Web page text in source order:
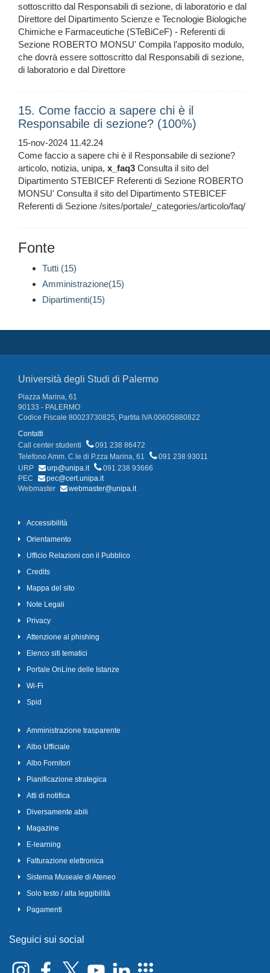
sottoscritto dal Responsabili di sezione, di laboratorio e dal
Direttore del Dipartimento Scienze e Tecnologie Biologiche
Chimiche e Farmaceutiche (STeBiCeF) - Referenti di
Sezione ROBERTO MONSU' Compila l’apposito modulo,
che dovrà essere sottoscritto dal Responsabili di sezione,
di laboratorio e dal Direttore
15. Come faccio a sapere chi è il
Responsabile di sezione? (100%)
15-nov-2024 11.42.24
Come faccio a sapere chi è il Responsabile di sezione?
articolo, notizia, unipa, x_faq3 Consulta il sito del
Dipartimento STEBICEF Referenti di Sezione ROBERTO
MONSU' Consulta il sito del Dipartimento STEBICEF
Referenti di Sezione /sites/portale/_categories/articolo/faq/
Fonte
Tutti (15)
Amministrazione(15)
Dipartimenti(15)
Università degli Studi di Palermo
Piazza Marina, 61
90133 - PALERMO
Codice Fiscale 80023730825, Partita IVA 00605880822
Contatti
Call center studenti
091 238 86472
Telefono Amm. C.le di P.zza Marina, 61
091 238 93011
URP
urp@unipa.it
091 238 93666
PEC
pec@cert.unipa.it
Webmaster
webmaster@unipa.it
Accessibilità
Orientamento
Ufficio Relazioni con il Pubblico
Credits
Mappa del sito
Note Legali
Privacy
Attenzione al phishing
Elenco siti tematici
Portale OnLine delle Istanze
Wi-Fi
Spid
Amministrazione trasparente
Albo Ufficiale
Albo Fornitori
Pianificazione strategica
Atti di notifica
Diversamente abili
Magazine
E-learning
Fatturazione elettronica
Sistema Museale di Ateneo
Solo testo / alta leggibilità
Pagamenti
Seguici sui social